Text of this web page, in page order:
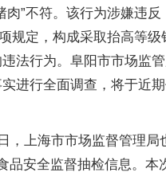
肉”不符。该行为涉嫌违
规定，构成采取抬高等级
法行为。阜阳市市场监
进行全面调查，将于近
，上海市市场监督管理局
品安全监督抽检信息。本